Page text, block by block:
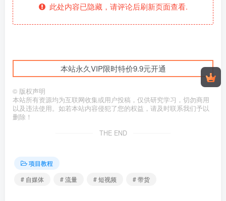
此处内容已隐藏，请评论后刷新页面查看.
本站永久VIP限时特价9.9元开通
© 版权声明
本站所有资源均为互联网收集或用户投稿，仅供研究学习，切勿商用
以及违法使用。如若本站内容侵犯了您的权益，请及时联系我们予以
删除！
THE END
项目教程
# 自媒体
# 流量 # 短视频 # 带货